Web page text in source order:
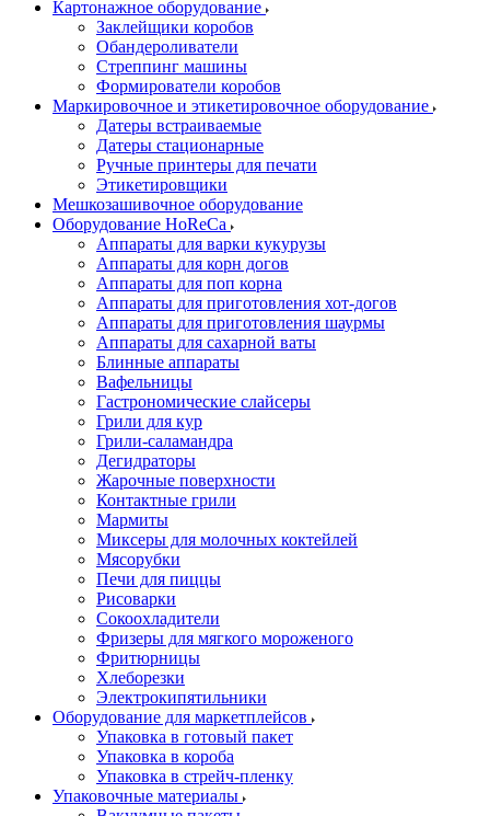
Картонажное оборудование
Заклейщики коробов
Обандероливатели
Стреппинг машины
Формирователи коробов
Маркировочное и этикетировочное оборудование
Датеры встраиваемые
Датеры стационарные
Ручные принтеры для печати
Этикетировщики
Мешкозашивочное оборудование
Оборудование HoReCa
Аппараты для варки кукурузы
Аппараты для корн догов
Аппараты для поп корна
Аппараты для приготовления хот-догов
Аппараты для приготовления шаурмы
Аппараты для сахарной ваты
Блинные аппараты
Вафельницы
Гастрономические слайсеры
Грили для кур
Грили-саламандра
Дегидраторы
Жарочные поверхности
Контактные грили
Мармиты
Миксеры для молочных коктейлей
Мясорубки
Печи для пиццы
Рисоварки
Сокоохладители
Фризеры для мягкого мороженого
Фритюрницы
Хлеборезки
Электрокипятильники
Оборудование для маркетплейсов
Упаковка в готовый пакет
Упаковка в короба
Упаковка в стрейч-пленку
Упаковочные материалы